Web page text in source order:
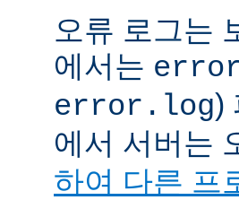
오류 로그는
에서는
error.log)
에서 서버는
하여 다른 프